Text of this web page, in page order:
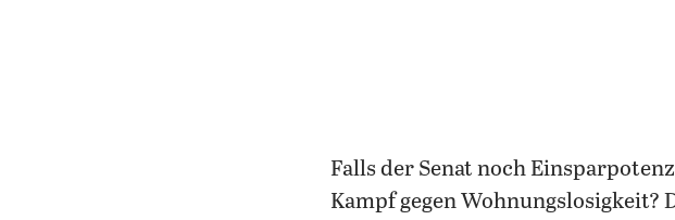
Falls der Senat noch
Kampf gegen Wohnungslosigkeit?